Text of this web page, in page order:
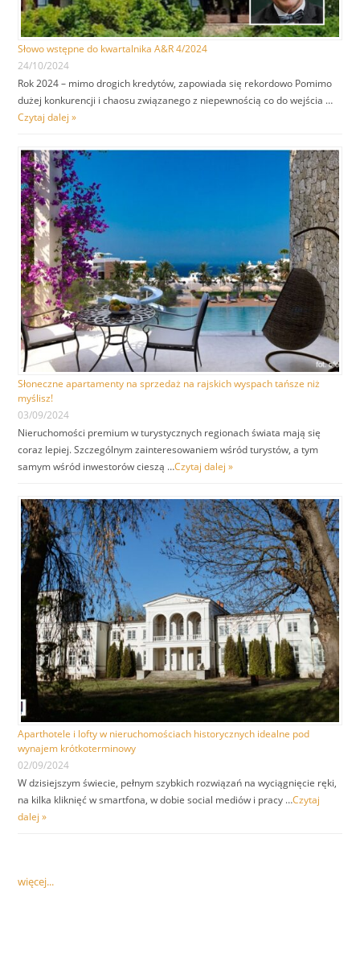
Słowo wstępne do kwartalnika A&R 4/2024
24/10/2024
Rok 2024 – mimo drogich kredytów, zapowiada się rekordowo Pomimo
dużej konkurencji i chaosu związanego z niepewnością co do wejścia …
Czytaj dalej »
Słoneczne apartamenty na sprzedaż na rajskich wyspach tańsze niż
myślisz!
03/09/2024
Nieruchomości premium w turystycznych regionach świata mają się
coraz lepiej. Szczególnym zainteresowaniem wśród turystów, a tym
samym wśród inwestorów cieszą …Czytaj dalej »
Aparthotele i lofty w nieruchomościach historycznych idealne pod
wynajem krótkoterminowy
02/09/2024
W dzisiejszym świecie, pełnym szybkich rozwiązań na wyciągnięcie ręki,
na kilka kliknięć w smartfona, w dobie social mediów i pracy …Czytaj
dalej »
więcej...